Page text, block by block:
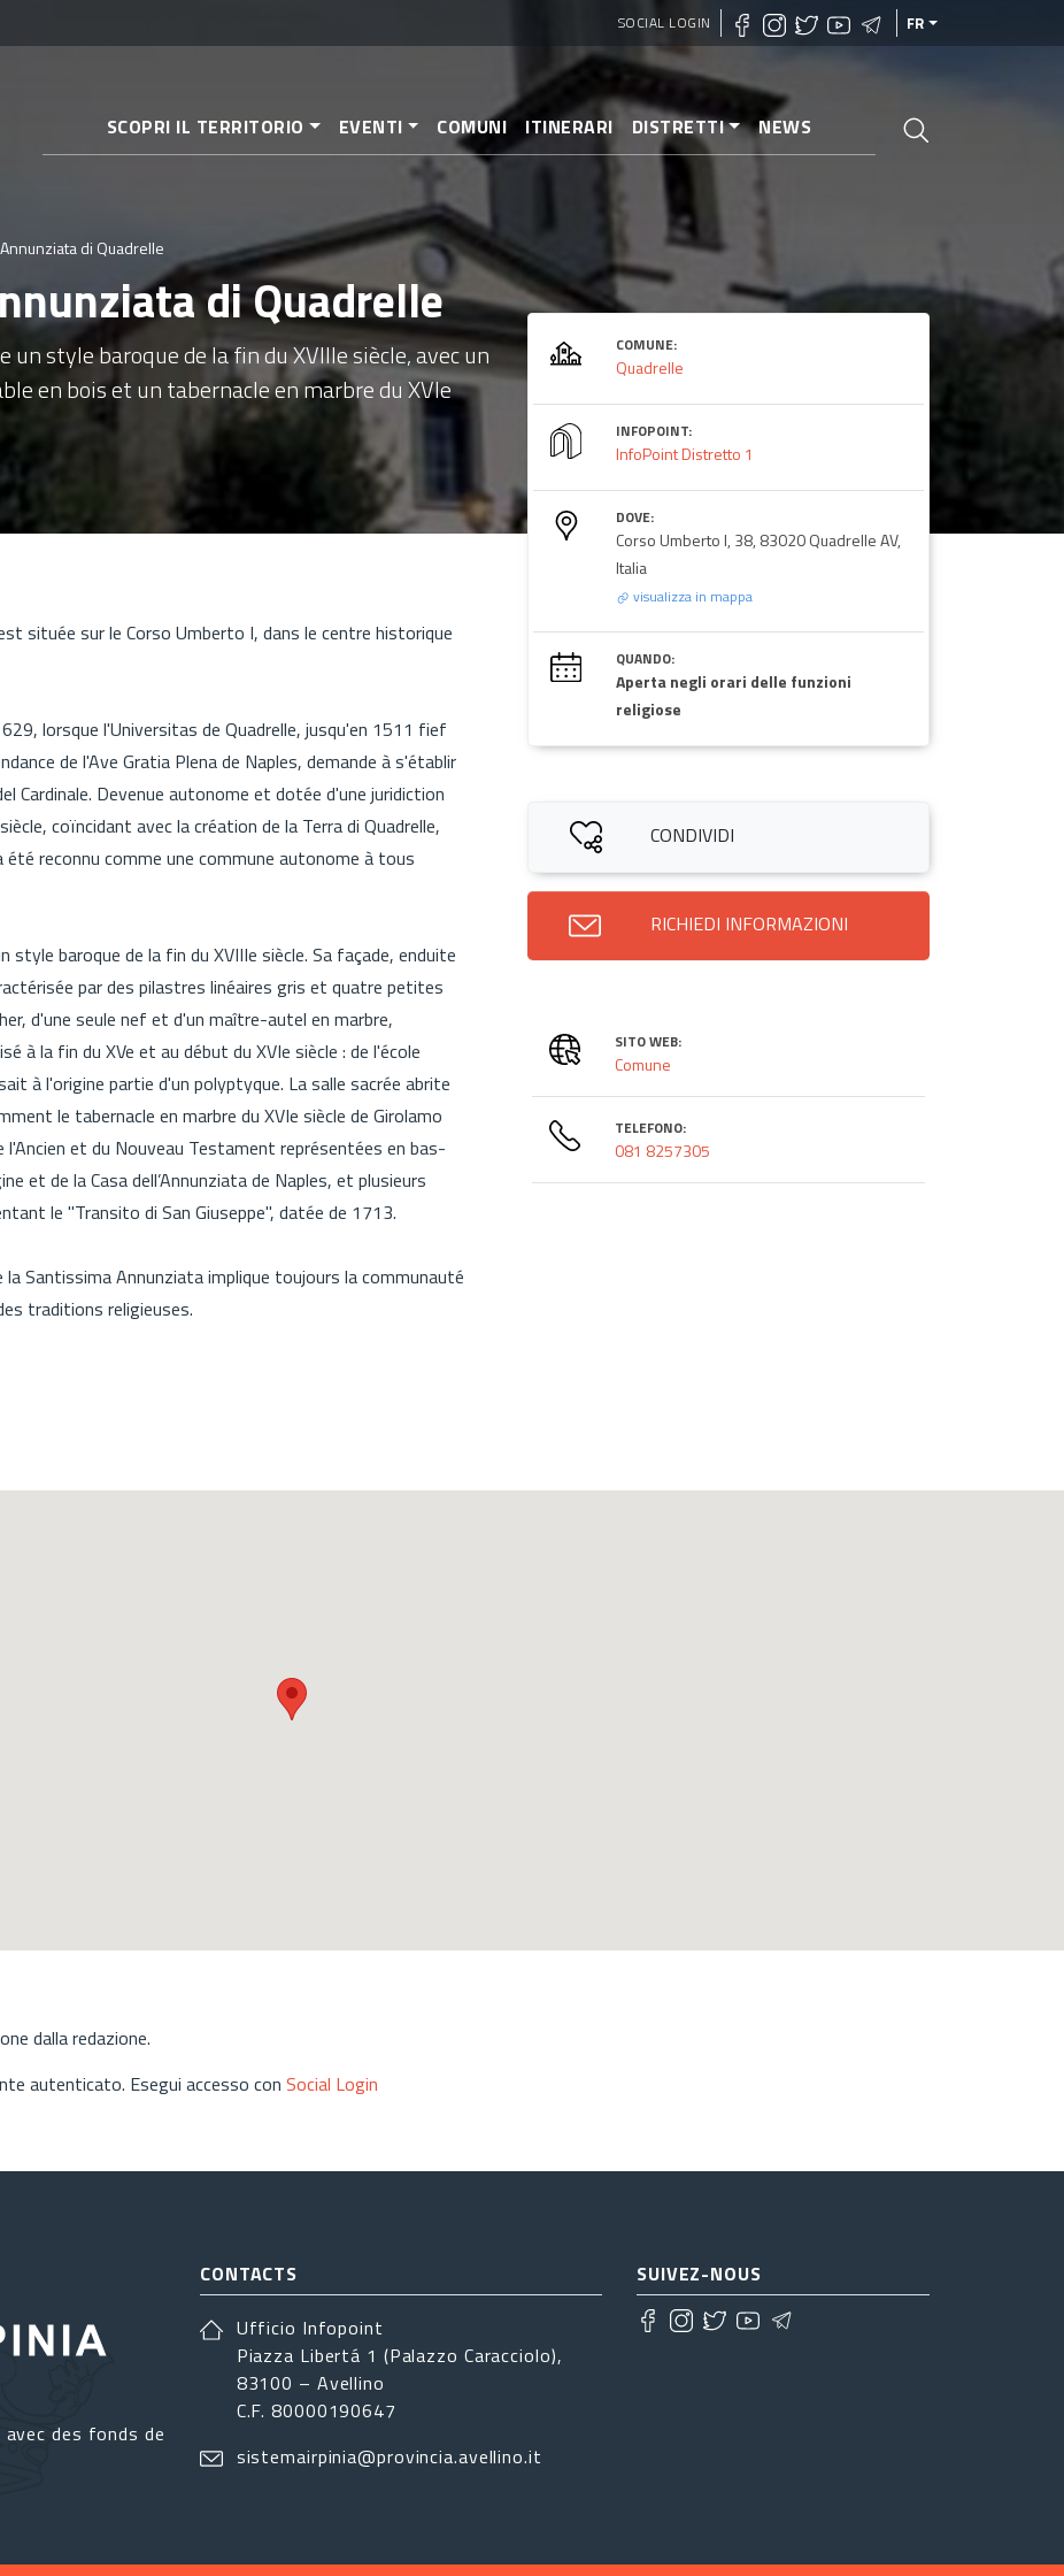
au
SOCIAL LOGIN FR
SCOPRI IL TERRITORIO EVENTI COMUNI ITINERARI DISTRETTI NEWS
di Quadrelle
di Quadrelle
un style baroque de la fin du XVIIIe siècle, avec un
en bois et un tabernacle en marbre du XVIe
située sur le Corso Umberto I, dans le centre historique
lorsque l'Universitas de Quadrelle, jusqu'en 1511 fief
de l'Ave Gratia Plena de Naples, demande à s'établir
Cardinale. Devenue autonome et dotée d'une juridiction
coïncidant avec la création de la Terra di Quadrelle,
été reconnu comme une commune autonome à tous
baroque de la fin du XVIIIe siècle. Sa façade, enduite
par des pilastres linéaires gris et quatre petites
d'une seule nef et d'un maître-autel en marbre,
à la fin du XVe et au début du XVIe siècle : de l'école
à l'origine partie d'un polyptyque. La salle sacrée abrite
le tabernacle en marbre du XVIe siècle de Girolamo
et du Nouveau Testament représentées en bas-
et de la Casa dell’Annunziata de Naples, et plusieurs
le "Transito di San Giuseppe", datée de 1713.
Santissima Annunziata implique toujours la communauté
traditions religieuses.
COMUNE:
Quadrelle
INFOPOINT:
InfoPoint Distretto 1
DOVE:
Corso Umberto I, 38, 83020 Quadrelle AV,
Italia
visualizza in mappa
QUANDO:
Aperta negli orari delle funzioni
religiose
CONDIVIDI
RICHIEDI INFORMAZIONI
SITO WEB:
Comune
TELEFONO:
081 8257305
dalla redazione.
autenticato. Esegui accesso con Social Login
des fonds de
CONTACTS
Ufficio Infopoint
Piazza Libertá 1 (Palazzo Caracciolo),
83100 – Avellino
C.F. 80000190647
sistemairpinia@provincia.avellino.it
SUIVEZ-NOUS